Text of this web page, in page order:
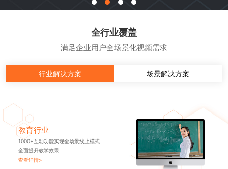
全行业覆盖
满足企业用户全场景化视频需求
行业解决方案 场景解决方案
教育行业
1000+互动功能实现全场景线上模式
全面提升教学效果
查看详情>